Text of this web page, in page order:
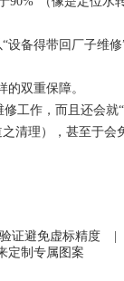
备得带回厂子维
双重保障。
工作，而且还会就
清理），甚至于会
证避免虚标精度 |
定制专属图案